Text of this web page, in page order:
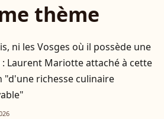
thème
ni les Vosges où il possède une
Laurent Mariotte attaché à cette
"d'une richesse culinaire